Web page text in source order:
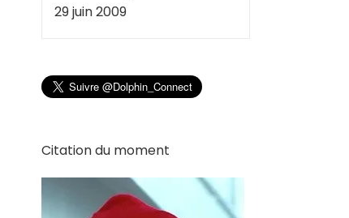
29 juin 2009
Citation du moment